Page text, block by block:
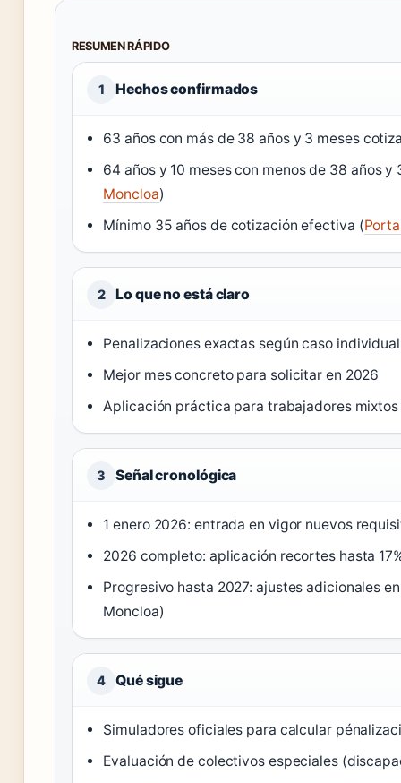
RESUMEN RÁPIDO
1 Hechos confirmados
63 años con más de 38 años y 3 meses
64 años y 10 meses con menos de 38 años y
Moncloa)
Mínimo 35 años de cotización efectiva (
2 Lo que no está claro
Penalizaciones exactas según caso individual
Mejor mes concreto para solicitar en 2026
Aplicación práctica para trabajadores mixtos
3 Señal cronológica
1 enero 2026: entrada en vigor nuevos
2026 completo: aplicación recortes hasta
Progresivo hasta 2027: ajustes adicionales
Moncloa)
4 Qué sigue
Simuladores oficiales para calcular
Evaluación de colectivos especiales